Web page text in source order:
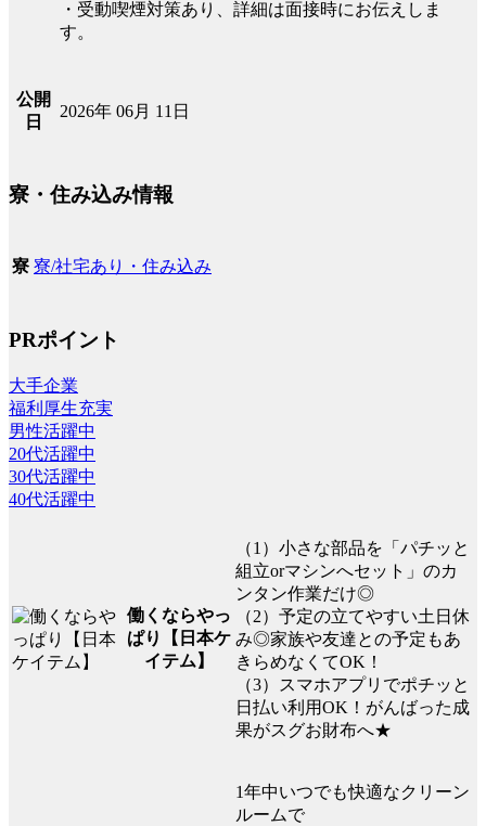
・受動喫煙対策あり、詳細は面接時にお伝えしま
す。
公開
日
2026年 06月 11日
寮・住み込み情報
寮 寮/社宅あり・住み込み
PRポイント
大手企業
福利厚生充実
男性活躍中
20代活躍中
30代活躍中
40代活躍中
働くならやっ
ぱり【日本ケ
イテム】
（1）小さな部品を「パチッと
組立orマシンへセット」のカ
ンタン作業だけ◎
（2）予定の立てやすい土日休
み◎家族や友達との予定もあ
きらめなくてOK！
（3）スマホアプリでポチッと
日払い利用OK！がんばった成
果がスグお財布へ★
1年中いつでも快適なクリーン
ルームで